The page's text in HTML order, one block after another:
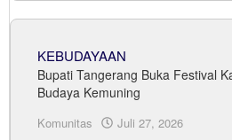
KEBUDAYAAN
Bupati Tangerang Buka Festival
Budaya Kemuning
Komunitas Juli 27, 2026